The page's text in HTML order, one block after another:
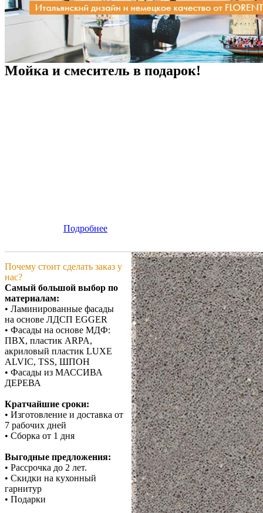
Мойка и смеситель в подарок!
Подробнее
Почему стоит сделать заказ у
нас?
Самый большой выбор по
материалам:
• Ламинированные фасады
на основе ЛДСП EGGER
• Фасады на основе МДФ:
ПВХ, пластик ARPA,
акриловый пластик LUXE
ALVIC, TSS, ШПОН
• Фасады из МАССИВА
ДЕРЕВА
Кратчайшие сроки:
• Изготовление и доставка от
7 рабочих дней
• Сборка от 1 дня
Выгодные предложения:
• Рассрочка до 2 лет.
• Скидки на кухонный
гарнитур
• Подарки